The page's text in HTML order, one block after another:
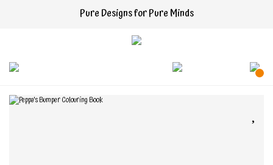
Pure Designs for Pure Minds